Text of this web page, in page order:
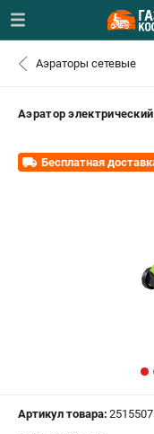
СРАВНЕНИЕ ( 0 )
ВХОД ИЛИ
ЗАКАЗАТЬ
+7 (812) 615-80-
САНКТ-
0 ₽
Аэраторы сетевые
Аэратор электрический
Бесплатная
Артикул товара: 2515507